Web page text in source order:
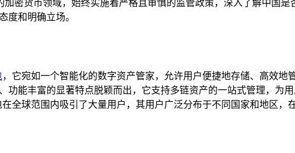
密货币领域，始终实施着严格且审慎的监管政策，深入了解中国
度和明确立场。
，它宛如一个智能化的数字资产管家，允许用户便捷地存储、高效
功能丰富的显著特点脱颖而出，它支持多链资产的一站式管理，为
全球范围内吸引了大量用户，其用户广泛分布于不同国家和地区，